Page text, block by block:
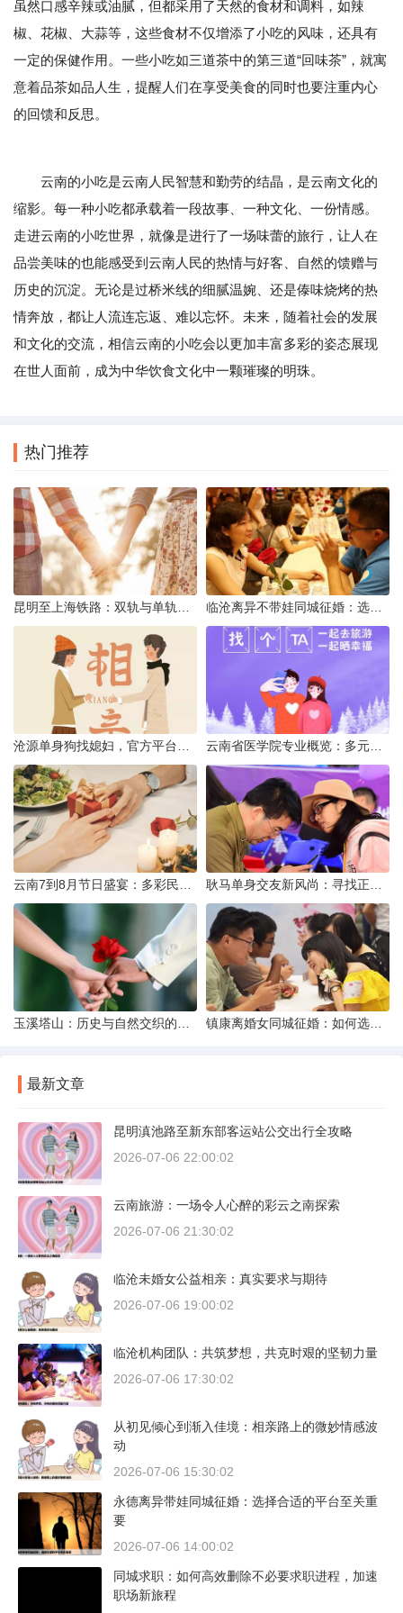
虽然口感辛辣或油腻，但都采用了天然的食材和调料，如辣
椒、花椒、大蒜等，这些食材不仅增添了小吃的风味，还具有
一定的保健作用。一些小吃如三道茶中的第三道“回味茶”，就寓
意着品茶如品人生，提醒人们在享受美食的同时也要注重内心
的回馈和反思。
云南的小吃是云南人民智慧和勤劳的结晶，是云南文化的
缩影。每一种小吃都承载着一段故事、一种文化、一份情感。
走进云南的小吃世界，就像是进行了一场味蕾的旅行，让人在
品尝美味的也能感受到云南人民的热情与好客、自然的馈赠与
历史的沉淀。无论是过桥米线的细腻温婉、还是傣味烧烤的热
情奔放，都让人流连忘返、难以忘怀。未来，随着社会的发展
和文化的交流，相信云南的小吃会以更加丰富多彩的姿态展现
在世人面前，成为中华饮食文化中一颗璀璨的明珠。
热门推荐
最新文章
昆明滇池路至新东部客运站公交出行全攻略
2026-07-06 22:00:02
云南旅游：一场令人心醉的彩云之南探索
2026-07-06 21:30:02
临沧未婚女公益相亲：真实要求与期待
2026-07-06 19:00:02
临沧机构团队：共筑梦想，共克时艰的坚韧力量
2026-07-06 17:30:02
从初见倾心到渐入佳境：相亲路上的微妙情感波
动
2026-07-06 15:30:02
永德离异带娃同城征婚：选择合适的平台至关重
要
2026-07-06 14:00:02
同城求职：如何高效删除不必要求职进程，加速
职场新旅程